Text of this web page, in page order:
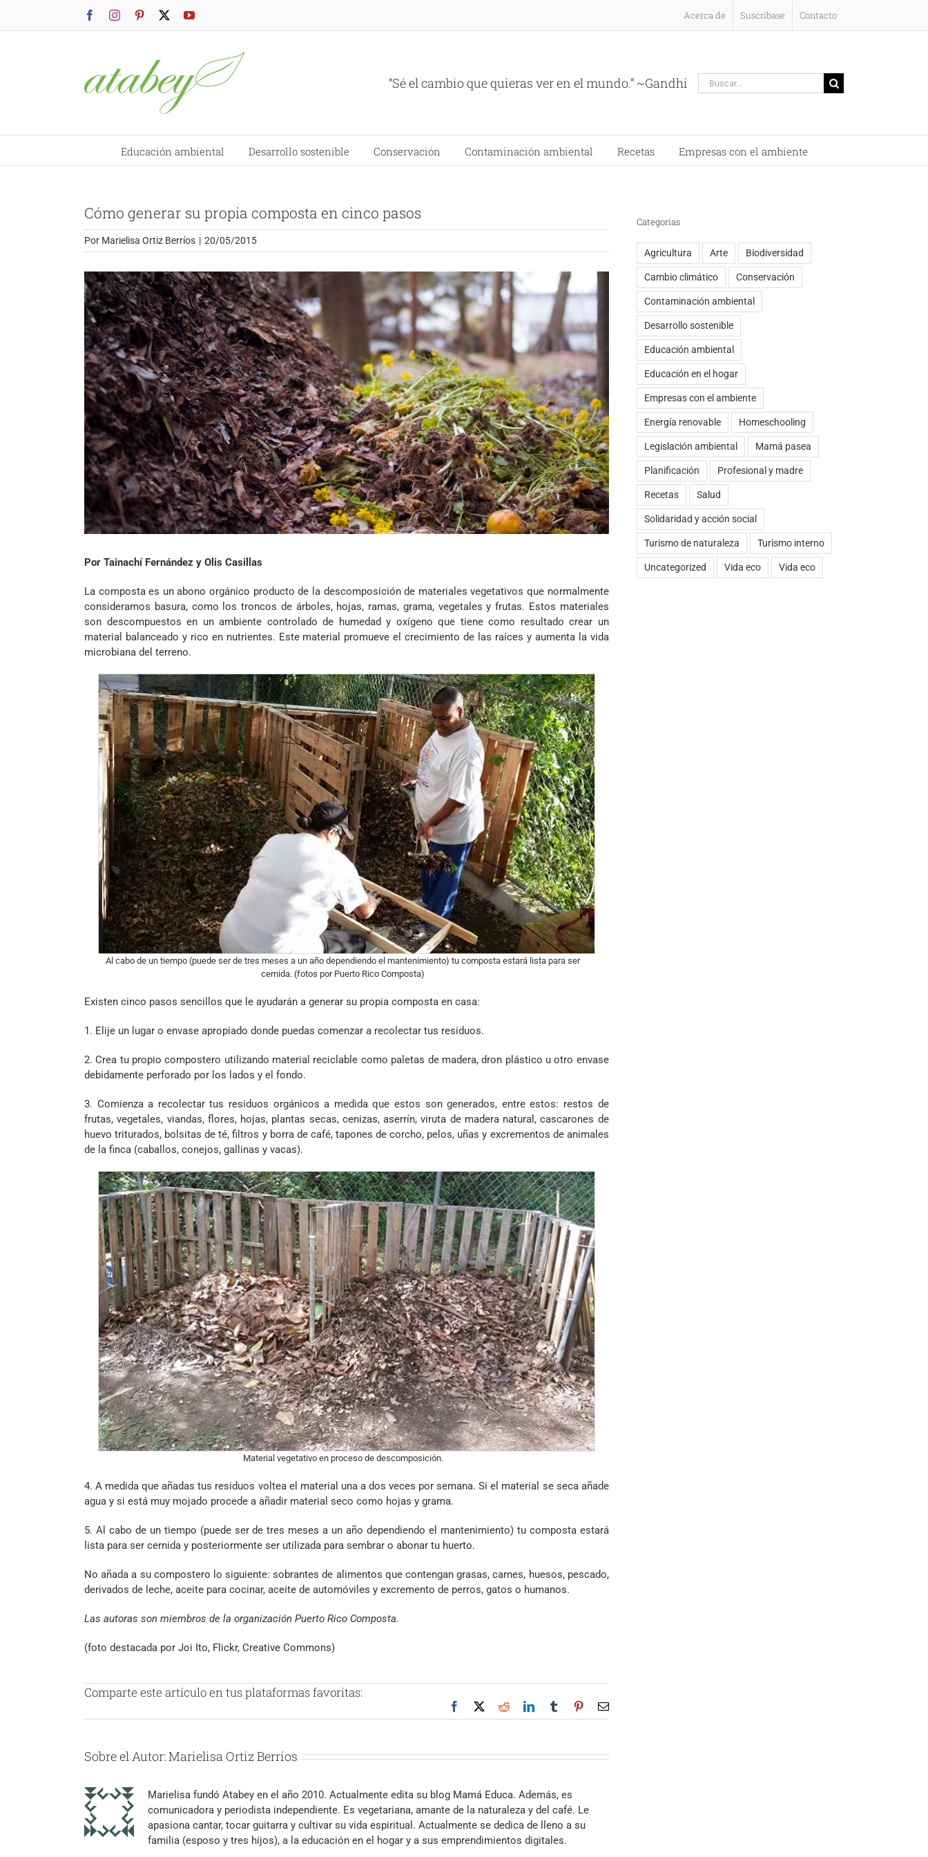
FacebookInstagramPinterest YouTube Acerca de Suscríbase Contacto
“Sé el cambio que quieras ver en el mundo.” ~Gandhi Buscar:
Educación ambiental Desarrollo sostenible Conservación Contaminación ambiental Recetas Empresas con el ambiente
Cómo generar su propia composta en cinco pasos
Por Marielisa Ortiz Berríos | 20/05/2015
Por Tainachí Fernández y Olis Casillas
La composta es un abono orgánico producto de la descomposición de materiales vegetativos que normalmente
consideramos basura, como los troncos de árboles, hojas, ramas, grama, vegetales y frutas. Estos materiales
son descompuestos en un ambiente controlado de humedad y oxígeno que tiene como resultado crear un
material balanceado y rico en nutrientes. Este material promueve el crecimiento de las raíces y aumenta la vida
microbiana del terreno.
Al cabo de un tiempo (puede ser de tres meses a un año dependiendo el mantenimiento) tu composta estará lista para ser
cernida. (fotos por Puerto Rico Composta)
Existen cinco pasos sencillos que le ayudarán a generar su propia composta en casa:
1. Elije un lugar o envase apropiado donde puedas comenzar a recolectar tus residuos.
2. Crea tu propio compostero utilizando material reciclable como paletas de madera, dron plástico u otro envase
debidamente perforado por los lados y el fondo.
3. Comienza a recolectar tus residuos orgánicos a medida que estos son generados, entre estos: restos de
frutas, vegetales, viandas, flores, hojas, plantas secas, cenizas, aserrín, viruta de madera natural, cascarones de
huevo triturados, bolsitas de té, filtros y borra de café, tapones de corcho, pelos, uñas y excrementos de animales
de la finca (caballos, conejos, gallinas y vacas).
Material vegetativo en proceso de descomposición.
4. A medida que añadas tus residuos voltea el material una a dos veces por semana. Si el material se seca añade
agua y si está muy mojado procede a añadir material seco como hojas y grama.
5. Al cabo de un tiempo (puede ser de tres meses a un año dependiendo el mantenimiento) tu composta estará
lista para ser cernida y posteriormente ser utilizada para sembrar o abonar tu huerto.
No añada a su compostero lo siguiente: sobrantes de alimentos que contengan grasas, carnes, huesos, pescado,
derivados de leche, aceite para cocinar, aceite de automóviles y excremento de perros, gatos o humanos.
Las autoras son miembros de la organización Puerto Rico Composta.
(foto destacada por Joi Ito, Flickr, Creative Commons)
Comparte este artículo en tus plataformas favoritas:
Facebook
X RedditLinkedInTumblrPinterestCorreo
electrónico
Sobre el Autor:Marielisa Ortiz Berríos
Marielisa fundó Atabey en el año 2010. Actualmente edita su blog Mamá Educa. Además, es
comunicadora y periodista independiente. Es vegetariana, amante de la naturaleza y del café. Le
apasiona cantar, tocar guitarra y cultivar su vida espiritual. Actualmente se dedica de lleno a su
familia (esposo y tres hijos), a la educación en el hogar y a sus emprendimientos digitales.
Categorías
Agricultura Arte Biodiversidad
Cambio climático Conservación
Contaminación ambiental
Desarrollo sostenible
Educación ambiental
Educación en el hogar
Empresas con el ambiente
Energía renovable Homeschooling
Legislación ambiental Mamá pasea
Planificación Profesional y madre
Recetas Salud
Solidaridad y acción social
Turismo de naturaleza Turismo interno
Uncategorized Vida eco Vida eco